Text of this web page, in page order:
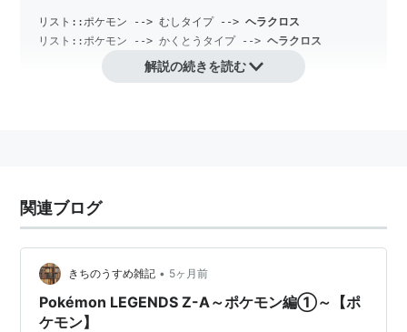
リスト::ポケモン --> むしタイプ --> ヘラクロス
リスト::ポケモン
--> かくとうタイプ --> ヘラクロス
高い攻撃を活かした「メガホーン」などが強力。「こら
せるコンボが有名だが、第4世代『ダイヤモンド・パー
ル』からは新たに、「インファイト」「ストーンエッ
ジ」「つじぎり」「つばめがえし」などの強力なわざを
解説の続きを読む
関連ブログ
きちのうすめ雑記 • 5ヶ月前
Pokémon LEGENDS Z-A～ポケモン編①～【ポ
ケモン】